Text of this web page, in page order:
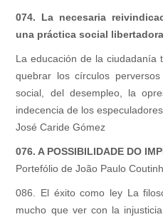
074. La necesaria
una práctica social libertadora
La educación de la ciudadanía
quebrar los círculos
social, del desempleo, la
indecencia de los
José Caride Gómez
076. A POSSIBILIDADE DO
Portefólio de João Paulo
086. El éxito como ley La
mucho que ver con la